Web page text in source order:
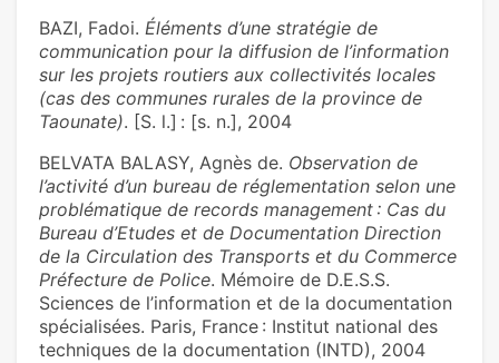
BAZI, Fadoi. Éléments d’une stratégie de
communication pour la diffusion de l’information
sur les projets routiers aux collectivités locales
(cas des communes rurales de la province de
Taounate). [S. l.] : [s. n.], 2004
BELVATA BALASY, Agnès de. Observation de
l’activité d’un bureau de réglementation selon une
problématique de records management : Cas du
Bureau d’Etudes et de Documentation Direction
de la Circulation des Transports et du Commerce
Préfecture de Police. Mémoire de D.E.S.S.
Sciences de l’information et de la documentation
spécialisées. Paris, France : Institut national des
techniques de la documentation (INTD), 2004